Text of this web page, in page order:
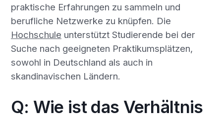
praktische Erfahrungen zu sammeln und
berufliche Netzwerke zu knüpfen. Die
Hochschule unterstützt Studierende bei der
Suche nach geeigneten Praktikumsplätzen,
sowohl in Deutschland als auch in
skandinavischen Ländern.
Q: Wie ist das Verhältnis